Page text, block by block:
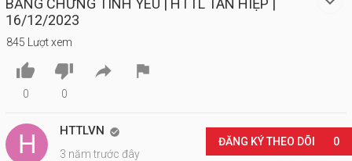
BẰNG CHỨNG TÌNH YÊU | HTTL TÂN HIỆP |
16/12/2023
845 Lượt xem

0

0
 
HTTLVN 
3 năm trước đây
ĐĂNG KÝ THEO DÕI 0